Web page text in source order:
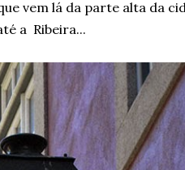
vem lá da parte alta da
a Ribeira...